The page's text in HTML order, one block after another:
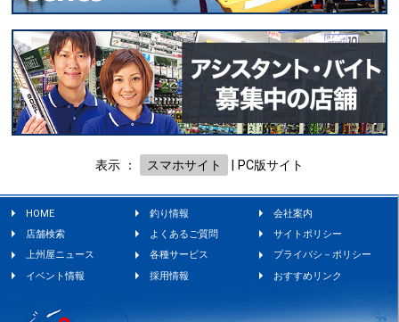
表示 ： スマホサイト PC版サイト
HOME 釣り情報
会社案内
店舗検索
よくあるご質問
サイトポリシー
上州屋ニュース
各種サービス
プライバシ－ポリシー
イベント情報
採用情報 おすすめリンク